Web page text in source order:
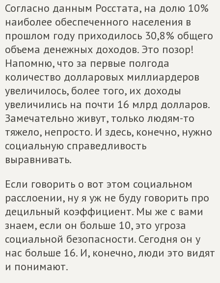
Согласно данным Росстата, на долю 10%
наиболее обеспеченного населения в
прошлом году приходилось 30,8% общего
объема денежных доходов. Это позор!
Напомню, что за первые полгода
количество долларовых миллиардеров
увеличилось, более того, их доходы
увеличились на почти 16 млрд долларов.
Замечательно живут, только людям-то
тяжело, непросто. И здесь, конечно, нужно
социальную справедливость
выравнивать.
Если говорить о вот этом социальном
расслоении, ну я уж не буду говорить про
децильный коэффициент. Мы же с вами
знаем, если он больше 10, это угроза
социальной безопасности. Сегодня он у
нас больше 16. И, конечно, люди это видят
и понимают.